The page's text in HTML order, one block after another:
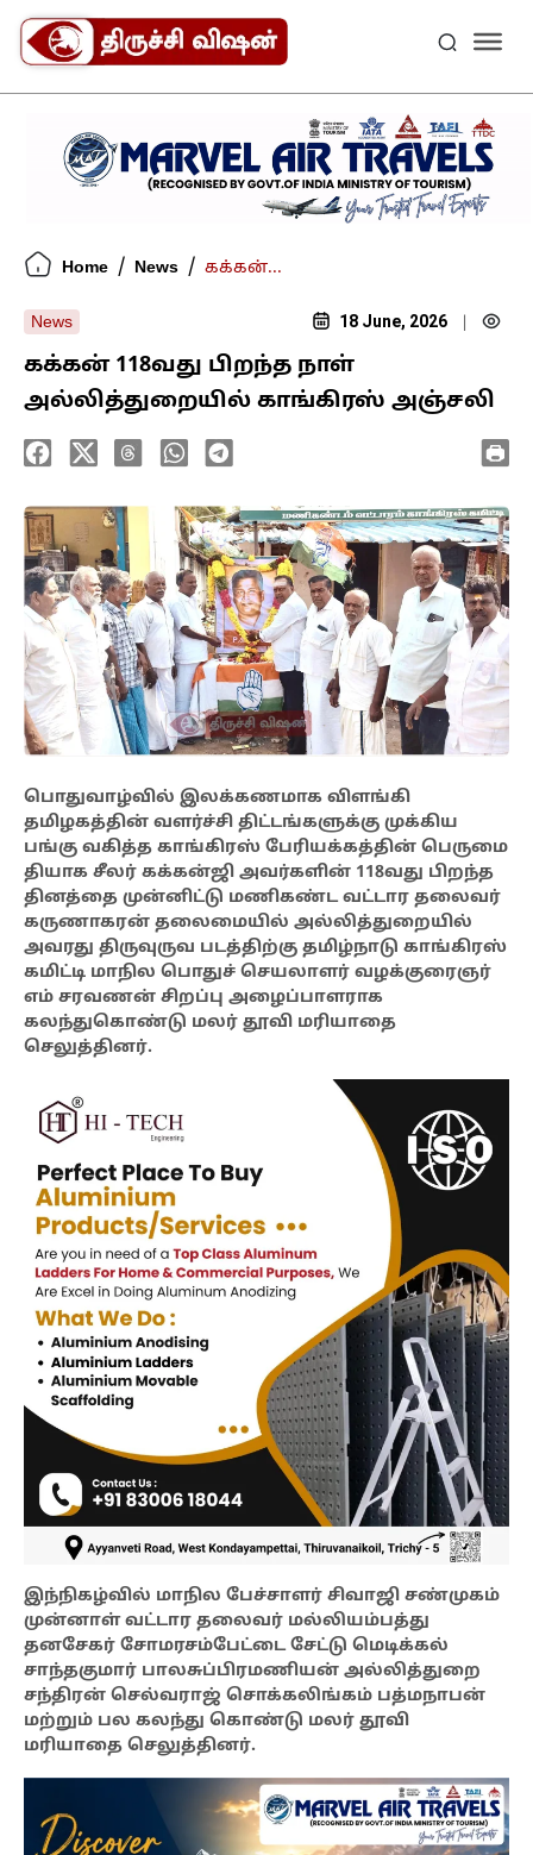
Home / News / கக்கன்...
News 18 June, 2026
கக்கன் 118வது பிறந்த நாள்
அல்லித்துறையில் காங்கிரஸ் அஞ்சலி
பொதுவாழ்வில் இலக்கணமாக விளங்கி
தமிழகத்தின் வளர்ச்சி திட்டங்களுக்கு முக்கிய
பங்கு வகித்த காங்கிரஸ் பேரியக்கத்தின் பெருமை
தியாக சீலர் கக்கன்ஜி அவர்களின் 118வது பிறந்த
தினத்தை முன்னிட்டு மணிகண்ட வட்டார தலைவர்
கருணாகரன் தலைமையில் அல்லித்துறையில்
அவரது திருவுருவ படத்திற்கு தமிழ்நாடு காங்கிரஸ்
கமிட்டி மாநில பொதுச் செயலாளர் வழக்குரைஞர்
எம் சரவணன் சிறப்பு அழைப்பாளராக
கலந்துகொண்டு மலர் தூவி மரியாதை
செலுத்தினர்.
இந்நிகழ்வில் மாநில பேச்சாளர் சிவாஜி சண்முகம்
முன்னாள் வட்டார தலைவர் மல்லியம்பத்து
தனசேகர் சோமரசம்பேட்டை சேட்டு மெடிக்கல்
சாந்தகுமார் பாலசுப்பிரமணியன் அல்லித்துறை
சந்திரன் செல்வராஜ் சொக்கலிங்கம் பத்மநாபன்
மற்றும் பல கலந்து கொண்டு மலர் தூவி
மரியாதை செலுத்தினர்.